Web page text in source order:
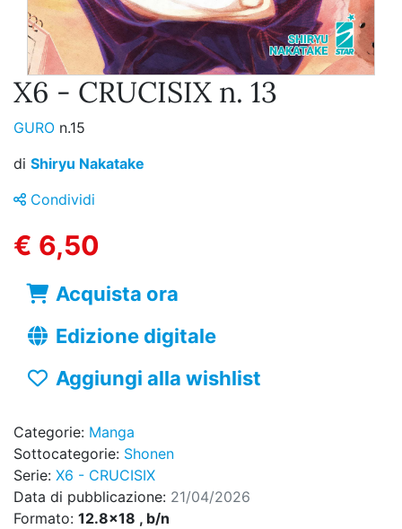
X6 - CRUCISIX n. 13
GURO n.15
di Shiryu Nakatake
Condividi
€ 6,50
Acquista ora
Edizione digitale
Aggiungi alla wishlist
Categorie: Manga
Sottocategorie: Shonen
Serie: X6 - CRUCISIX
Data di pubblicazione: 21/04/2026
Formato: 12.8x18 , b/n